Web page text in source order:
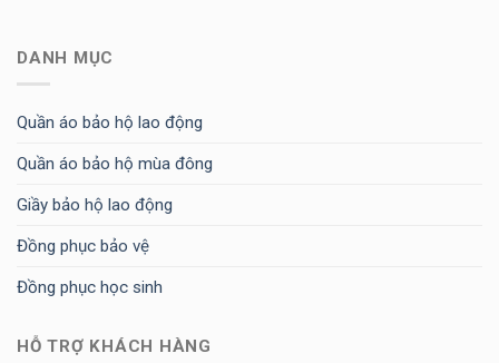
DANH MỤC
Quần áo bảo hộ lao động
Quần áo bảo hộ mùa đông
Giầy bảo hộ lao động
Đồng phục bảo vệ
Đồng phục học sinh
HỖ TRỢ KHÁCH HÀNG